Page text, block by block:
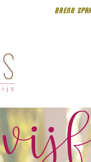
BRENG
vijf